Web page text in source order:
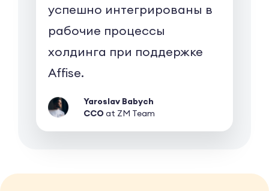
успешно интегрированы в
рабочие процессы
холдинга при поддержке
Affise.
Yaroslav Babych
CCO at ZM Team